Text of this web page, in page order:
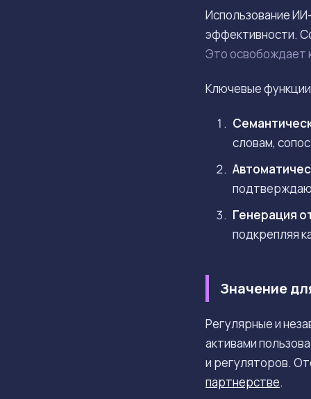
Использование
эффективности.
Это освобождает
Ключевые
словам,
Генерация
подкрепляя
Значение
Регулярные и
активами
и регуляторов.
партнерстве.